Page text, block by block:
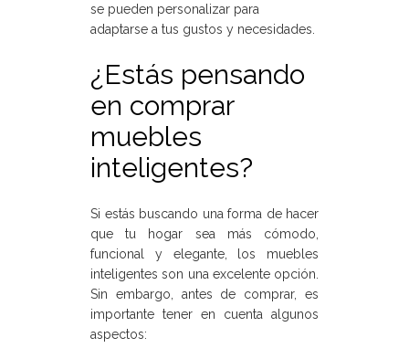
se pueden personalizar para
adaptarse a tus gustos y necesidades.
¿Estás pensando
en comprar
muebles
inteligentes?
Si estás buscando una forma de hacer
que tu hogar sea más cómodo,
funcional y elegante, los muebles
inteligentes son una excelente opción.
Sin embargo, antes de comprar, es
importante tener en cuenta algunos
aspectos: